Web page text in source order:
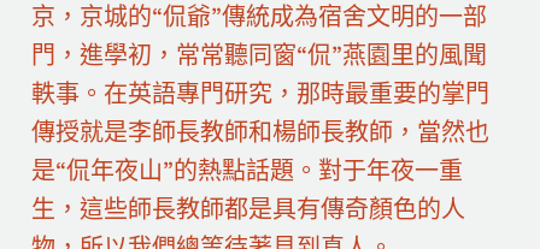
京，京城的“侃爺”傳統成為宿舍文明的一部
門，進學初，常常聽同窗“侃”燕園里的風聞
軼事。在英語專門研究，那時最重要的掌門
傳授就是李師長教師和楊師長教師，當然也
是“侃年夜山”的熱點話題。對于年夜一重
生，這些師長教師都是具有傳奇顏色的人